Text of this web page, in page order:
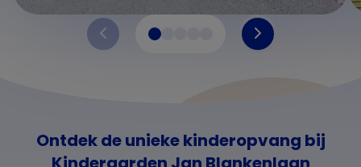
Ontdek de unieke kinderopvang bij